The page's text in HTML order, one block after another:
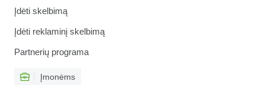
Įdėti skelbimą
Įdėti reklaminį skelbimą
Partnerių programa
Įmonėms